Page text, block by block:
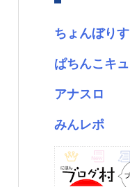
ちょんぼり
ぱちんこキ
アナスロ
みんレポ